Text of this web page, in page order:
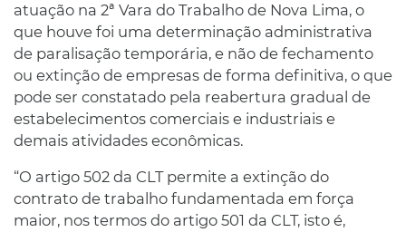
atuação na 2ª Vara do Trabalho de Nova Lima, o
que houve foi uma determinação administrativa
de paralisação temporária, e não de fechamento
ou extinção de empresas de forma definitiva, o que
pode ser constatado pela reabertura gradual de
estabelecimentos comerciais e industriais e
demais atividades econômicas.
“O artigo 502 da CLT permite a extinção do
contrato de trabalho fundamentada em força
maior, nos termos do artigo 501 da CLT, isto é,